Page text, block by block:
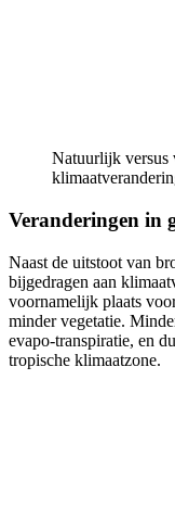
Natuurlijk versus
Veranderingen in
Naast de uitstoot van
bijgedragen aan
voornamelijk plaats
minder vegetatie.
evapo-transpiratie, en
tropische klimaatzone.